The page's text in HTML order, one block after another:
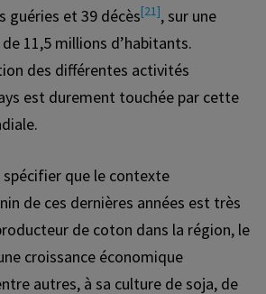
guéries et 39 décès[21], sur une
11,5 millions d’habitants.
des différentes activités
est durement touchée par cette
que le contexte
de ces dernières années est très
de coton dans la région, le
croissance économique
autres, à sa culture de soja, de